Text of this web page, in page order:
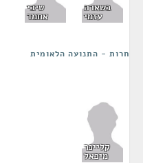
בשארה
עזמי
טיבי
אחמד
חרות - התנועה הלאומית
קליינר
מיכאל